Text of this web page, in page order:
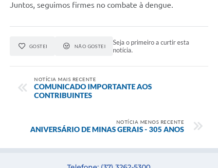
Juntos, seguimos firmes no combate à dengue.
GOSTEI NÃO GOSTEI
Seja o primeiro a curtir esta
notícia.
NOTÍCIA MAIS RECENTE
COMUNICADO IMPORTANTE AOS
CONTRIBUINTES
NOTÍCIA MENOS RECENTE
ANIVERSÁRIO DE MINAS GERAIS - 305 ANOS